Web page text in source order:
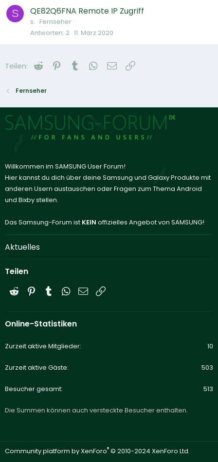
S QE82Q6FNA Remote IP Zugriff
s. Fernseher
Antworten 2 11. März 2020
Teilen: Reddit Pinterest
Tumblr WhatsApp
E-Mail
Fernseher
Willkommen im SAMSUNG User Forum!
Hier kannst du dich über deine Samsung und Galaxy Produkte mit
anderen Usern austauschen oder Fragen zum Thema Android
und Bixby stellen.
Das Samsung-Forum ist KEIN offizielles Angebot von SAMSUNG!
Aktuelles
Teilen
Reddit PinterestTumblrWhatsApp
E-Mail
Online-Statistiken
Zurzeit aktive Mitglieder 10
Zurzeit aktive Gäste 503
Besucher gesamt 513
Die Summen können auch versteckte Besucher enthalten.
Community platform by XenForo® © 2010-2024 XenForo Ltd.